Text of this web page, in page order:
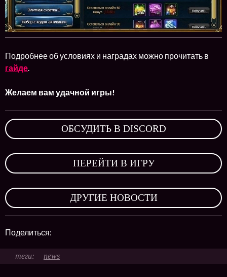
Подробнее об условиях и наградах можно прочитать в
гайде
Желаем вам удачной игры!
ОБСУДИТЬ В DISCORD
ПЕРЕЙТИ В ИГРУ
ДРУГИЕ НОВОСТИ
Поделиться:
news